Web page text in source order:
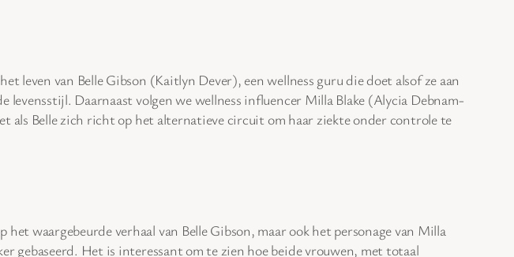
leven van Belle Gibson (Kaitlyn Dever), een wellness guru die doet alsof ze aan
Daarnaast volgen we wellness influencer Milla Blake (Alycia Debnam-
als Belle zich richt op het alternatieve circuit om haar ziekte onder controle te
het waargebeurde verhaal van Belle Gibson, maar ook het personage van Milla
gebaseerd. Het is interessant om te zien hoe beide vrouwen, met totaal